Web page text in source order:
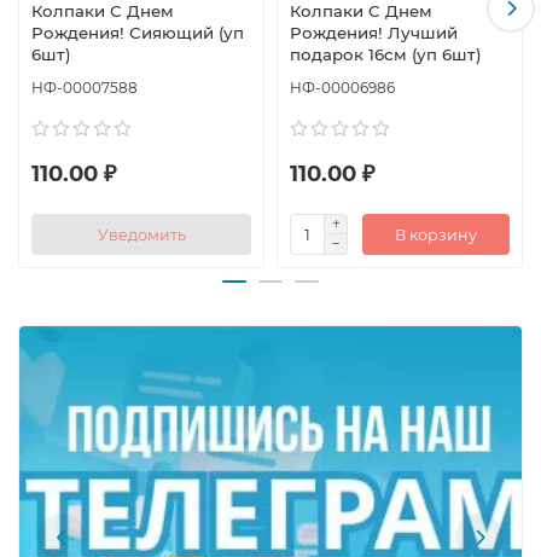
Колпаки С Днем
Рождения! Сияющий (уп
6шт)
НФ-00007588
110.00 ₽
Уведомить
Колпаки С Днем
Рождения! Лучший
подарок 16см (уп 6шт)
НФ-00006986
110.00 ₽
В корзину